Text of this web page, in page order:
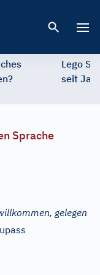
Lego
seit
Sprache
gelegen